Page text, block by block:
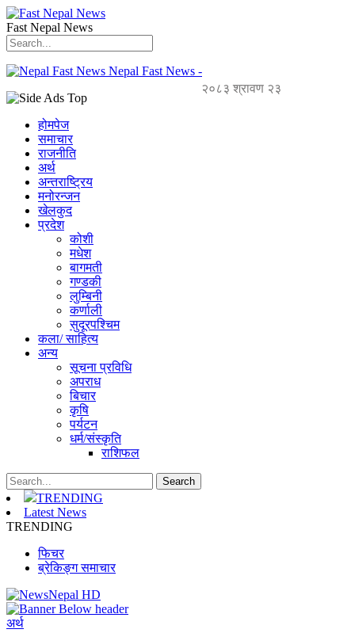
Fast Nepal News
Nepal Fast News -
२०८३ श्रावण २३
होमपेज
समाचार
राजनीति
अर्थ
अन्तराष्ट्रिय
मनोरन्जन
खेलकुद
प्रदेश
कोशी
मधेश
बागमती
गण्डकी
लुम्बिनी
कर्णाली
सुदूरपश्चिम
कला/ साहित्य
अन्य
सूचना प्रविधि
अपराध
बिचार
कृषि
पर्यटन
धर्म/संस्कृति
राशिफल
TRENDING
Latest News
TRENDING
फिचर
ब्रेकिङ्ग समाचार
अर्थ